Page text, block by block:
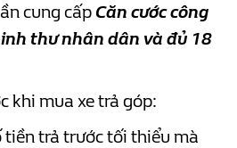
cung cấp Căn cước công
thư nhân dân và đủ 18
khi mua xe trả góp:
tiền trả trước tối thiểu mà